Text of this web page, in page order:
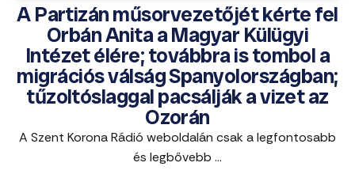
A Partizán műsorvezetőjét kérte fel
Orbán Anita a Magyar Külügyi
Intézet élére; továbbra is tombol a
migrációs válság Spanyolországban;
tűzoltóslaggal pacsálják a vizet az
Ozorán
A Szent Korona Rádió weboldalán csak a legfontosabb
és legbővebb ...